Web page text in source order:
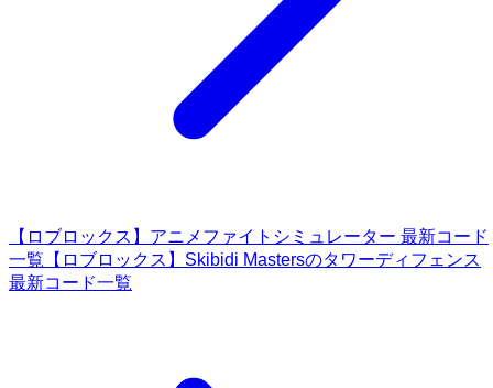
【ロブロックス】アニメファイトシミュレーター 最新コード
一覧 【ロブロックス】Skibidi Mastersのタワーディフェンス
最新コード一覧